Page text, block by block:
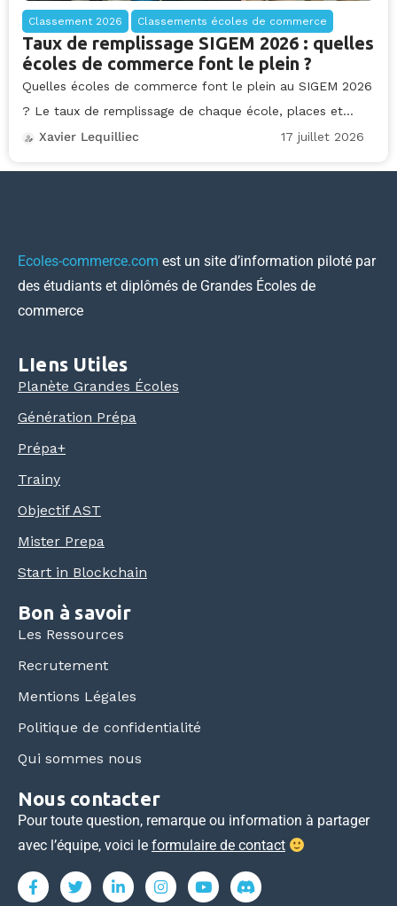
Classement 2026 Classements écoles de commerce
Taux de remplissage SIGEM 2026 : quelles
écoles de commerce font le plein ?
Quelles écoles de commerce font le plein au SIGEM 2026
? Le taux de remplissage de chaque école, places et...
Xavier Lequilliec
17 juillet 2026
Ecoles-commerce.com est un site d’information piloté par
des étudiants et diplômés de Grandes Écoles de
commerce
LIens Utiles
Planète Grandes Écoles
Génération Prépa
Prépa+
Trainy
Objectif AST
Mister Prepa
Start in Blockchain
Bon à savoir
Les Ressources
Recrutement
Mentions Légales
Politique de confidentialité
Qui sommes nous
Nous contacter
Pour toute question, remarque ou information à partager
avec l’équipe, voici le formulaire de contact